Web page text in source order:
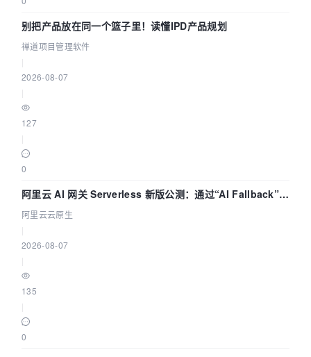
别把产品放在同一个篮子里！读懂IPD产品规划
禅道项目管理软件
2026-08-07
127
0
阿里云 AI 网关 Serverless 新版公测：通过“AI Fallback”与
拓扑可视化构建 AI 流量治理底座
阿里云云原生
2026-08-07
135
0